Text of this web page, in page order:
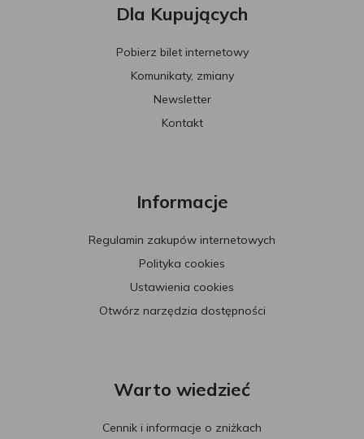
Dla Kupujących
Pobierz bilet internetowy
Komunikaty, zmiany
Newsletter
Kontakt
Informacje
Regulamin zakupów internetowych
Polityka cookies
Ustawienia cookies
Otwórz narzędzia dostępności
Warto wiedzieć
Cennik i informacje o zniżkach